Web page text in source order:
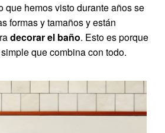
que hemos visto durante años se
formas y tamaños y están
decorar el baño. Esto es porque
que combina con todo.